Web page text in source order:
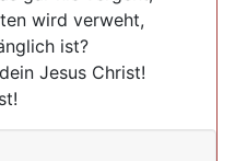
wird verweht,
ist?
Jesus Christ!